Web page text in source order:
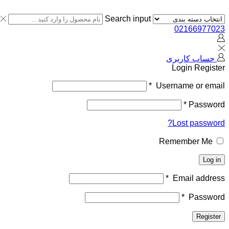
Search input
02166977023
حساب کاربری
Login Register
Username or email
*
Password
*
Lost password?
Remember Me
Log in
Email address
*
Password
*
Register